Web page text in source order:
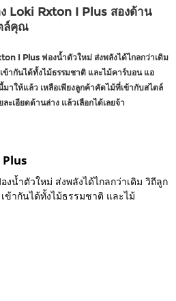
Loki Rxton I Plus สองด้าน
ล์คุณ
I Plus ฟองน้ำตัวใหม่ ส่งพลังได้ไกลกว่าเดิม
ข้ากันได้ทั้งไม้ธรรมชาติ และไม้คาร์บอน แอ
าให้แล้ว เหลือเพียงลูกค้าคัดไม้ที่เข้ากับสไตล์
เอียดด้านล่าง แล้วเลือกได้เลยจ้า
องน้ำตัวใหม่ ส่งพลังได้ไกลกว่าเดิม วิถีลูก
ข้ากันได้ทั้งไม้ธรรมชาติ และไม้